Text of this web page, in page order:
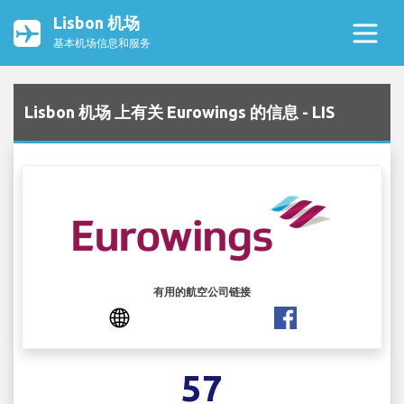
Lisbon 机场
基本机场信息和服务
Lisbon 机场 上有关 Eurowings 的信息 - LIS
有用的航空公司链接
57